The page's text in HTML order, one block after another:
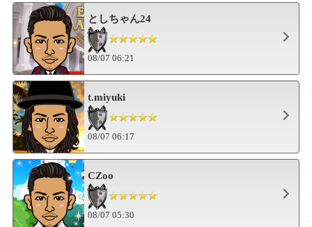
としちゃん24
08/07 06:21
t.miyuki
08/07 06:17
CZoo
08/07 05:30